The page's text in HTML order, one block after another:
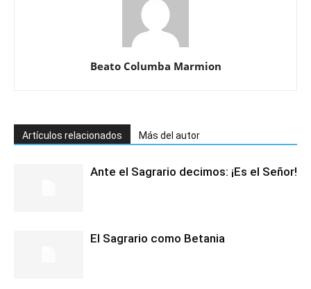
Beato Columba Marmion
Artículos relacionados Más del autor
Ante el Sagrario decimos: ¡Es el Señor!
El Sagrario como Betania